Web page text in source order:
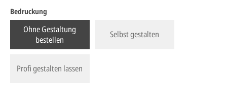
Bedruckung
Ohne Gestaltung
bestellen
Selbst gestalten
Profi gestalten lassen